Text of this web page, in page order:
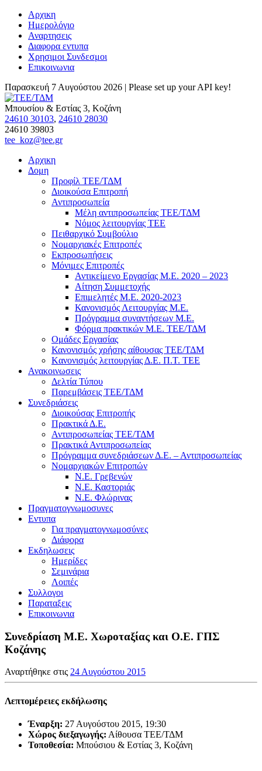
Αρχικη
Ημερολόγιο
Αναρτησεις
Διαφορα εντυπα
Χρησιμοι Συνδεσμοι
Επικοινωνια
Παρασκευή 7 Αυγούστου 2026 | Please set up your API key!
Μπουσίου & Εστίας 3, Κοζάνη
24610 30103, 24610 28030
24610 39803
tee_koz@tee.gr
Αρχικη
Δομη
Προφίλ ΤΕΕ/ΤΔΜ
Διοικούσα Επιτροπή
Αντιπροσωπεία
Μέλη αντιπροσωπείας ΤΕΕ/ΤΔΜ
Νόμος λειτουργίας ΤΕΕ
Πειθαρχικό Συμβούλιο
Νομαρχιακές Επιτροπές
Εκπροσωπήσεις
Μόνιμες Επιτροπές
Αντικείμενο Εργασίας Μ.Ε. 2020 – 2023
Αίτηση Συμμετοχής
Επιμελητές Μ.Ε. 2020-2023
Κανονισμός Λειτουργίας Μ.Ε.
Πρόγραμμα συναντήσεων M.E.
Φόρμα πρακτικών Μ.Ε. ΤΕΕ/ΤΔΜ
Ομάδες Εργασίας
Κανονισμός χρήσης αίθουσας ΤΕΕ/ΤΔΜ
Kανονισμός λειτουργίας Δ.Ε. Π.Τ. ΤΕΕ
Ανακοινωσεις
Δελτία Τύπου
Παρεμβάσεις ΤΕΕ/ΤΔΜ
Συνεδριάσεις
Διοικούσας Επιτροπής
Πρακτικά Δ.Ε.
Αντιπροσωπείας ΤΕΕ/ΤΔΜ
Πρακτικά Αντιπροσωπείας
Πρόγραμμα συνεδριάσεων Δ.Ε. – Αντιπροσωπείας
Νομαρχιακών Επιτροπών
Ν.Ε. Γρεβενών
Ν.Ε. Καστοριάς
Ν.Ε. Φλώρινας
Πραγματογνωμοσυνες
Εντυπα
Για πραγματογνωμοσύνες
Διάφορα
Εκδηλωσεις
Ημερίδες
Σεμινάρια
Λοιπές
Συλλογοι
Παραταξεις
Επικοινωνια
Συνεδρίαση Μ.Ε. Χωροταξίας και Ο.Ε. ΓΠΣ
Κοζάνης
Αναρτήθηκε στις 24 Αυγούστου 2015
Λεπτομέρειες εκδήλωσης
Έναρξη: 27 Αυγούστου 2015, 19:30
Χώρος διεξαγωγής: Αίθουσα ΤΕΕ/ΤΔΜ
Τοποθεσία: Μπούσιου & Εστίας 3, Κοζάνη